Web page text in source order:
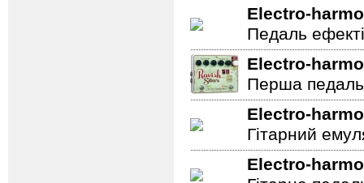
Electro-
Педаль
Electro-
Перша
Electro-
Гітарний
Electro-